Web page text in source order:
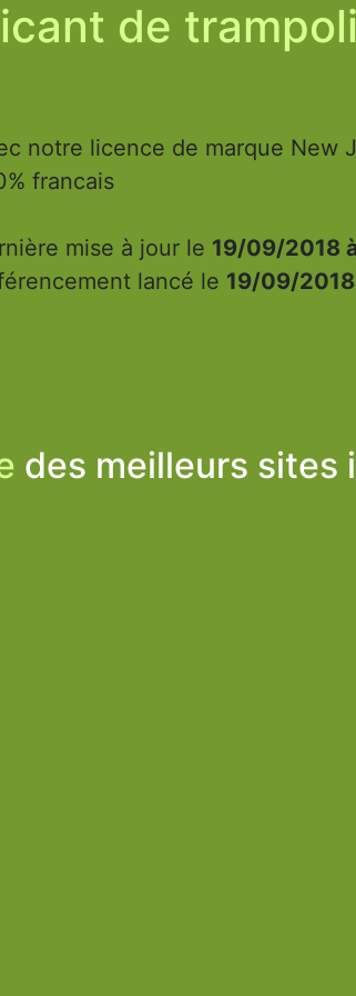
de
notre licence de marque New
francais
mise à jour le 19/09/2018
lancé le 19/09/
des meilleurs sites